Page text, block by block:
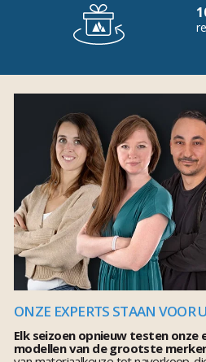
ONZE EXPERTS STAAN VOOR
Elk seizoen opnieuw testen onze
modellen van de grootste